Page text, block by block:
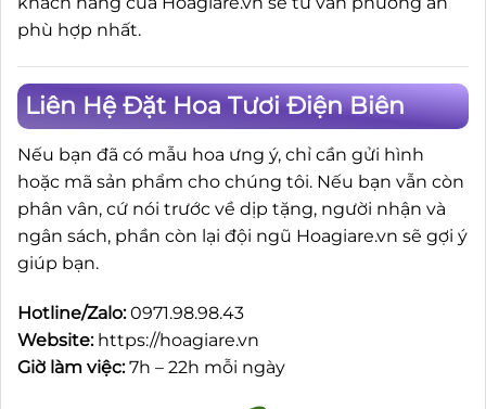
phù hợp nhất.
Liên Hệ Đặt Hoa Tươi Điện Biên
Nếu bạn đã có mẫu hoa ưng ý, chỉ cần gửi hình
hoặc mã sản phẩm cho chúng tôi. Nếu bạn vẫn còn
phân vân, cứ nói trước về dịp tặng, người nhận và
ngân sách, phần còn lại đội ngũ Hoagiare.vn sẽ gợi ý
giúp bạn.
Hotline/Zalo:0971.98.98.43
Website: https://hoagiare.vn
Giờ làm việc:7h – 22h mỗi ngày